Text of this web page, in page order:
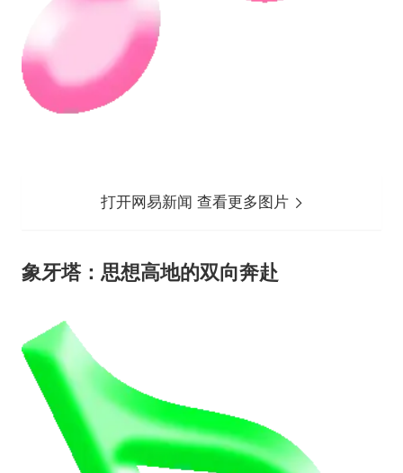
打开网易新闻 查看更多图片
象牙塔：思想高地的双向奔赴